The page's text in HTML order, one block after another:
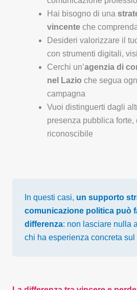
Hai bisogno di una
vincente che
Desideri valorizzare il
con strumenti digitali,
Cerchi un’agenzia di
nel Lazio che segua
campagna
Vuoi distinguerti dagli
presenza pubblica forte,
riconoscibile
In questi casi, un supporto
comunicazione politica può
differenza: non lasciare nulla
chi ha esperienza concreta sul